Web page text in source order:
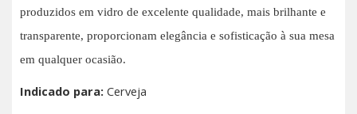
produzidos em vidro de excelente qualidade, mais brilhante e
transparente, proporcionam elegância e sofisticação à sua mesa
em qualquer ocasião.
Indicado para: Cerveja